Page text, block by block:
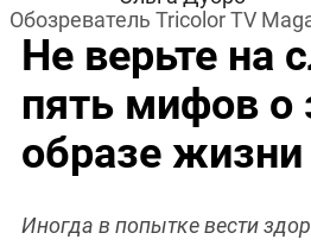
Обозреватель Tricolor TV
Не верьте на
пять мифов о
образе жизни
Иногда в попытке вести